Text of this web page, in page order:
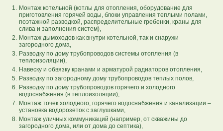
1. Монтаж котельной (котлы для отопления, оборудование для
приготовления горячей воды, блоки управления теплыми полами,
поэтажной разводкой, распределительные гребенки, краны для
слива и заполнения систем),
2. Монтаж дымоходов как внутри котельной, так и снаружи
загородного дома,
3. Разводку по дому трубопроводов системы отопления (в
теплоизоляции),
4. Навеску и обвязку кранами и арматурой радиаторов отопления,
5. Разводку по загородному дому трубопроводов теплых полов,
6. Разводку по дому трубопроводов горячего и холодного
водоснабжения (в теплоизоляции),
7. Монтаж точек холодного, горячего водоснабжения и канализации –
установка водорозеток с заглушками,
8. Монтаж уличных коммуникаций (например, от скважины до
загородного дома, или от дома до септика),